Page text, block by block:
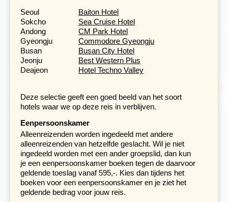
verrassend mooi complex. Wij bezoeken bij Yeongju de
Confucian school die op de UNESCO Werelderfgoedlijst
staat. De omgeving van Andong is zeer rustig en
landelijk. Het zal bezoekers niet verbazen dat in deze
omgeving meerdere openluchtmusea opgericht zijn
zoals het Seonbicheon Village naast de Confucian
school. De setting is zo authentiek dat de Koreaanse
De Haeinsa-tempel in Gayasan herbergt
vele schatten
Dag 7 Andong - Andong Hahoe Village - Haeinsa tempel
in Gayasan - Gyeongju
Iets buiten de stad ligt het Andong Hahoe Village. Van
boerderijen met een dak van stro tot prachtige villa’s van
regeringsbeambten, alles is hier authentiek. Vlakbij
Seoul
Baiton Hotel
Sokcho
Sea Cruise Hotel
Andong
CM Park Hotel
Gyeongju
Commodore Gyeongju
Busan
Busan City Hotel
Jeonju
Best Western Plus
Deajeon
Hotel Techno Valley
Deze selectie geeft een goed beeld van het soort
hotels waar we op deze reis in verblijven.
Eenpersoonskamer
Alleenreizenden worden ingedeeld met andere
alleenreizenden van hetzelfde geslacht. Wil je niet
ingedeeld worden met een ander groepslid, dan kun
je een eenpersoonskamer boeken tegen de daarvoor
geldende toeslag vanaf 595,-. Kies dan tijdens het
boeken voor een eenpersoonskamer en je ziet het
geldende bedrag voor jouw reis.